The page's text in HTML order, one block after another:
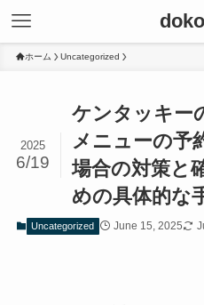
ホーム Uncategorized
ケンタッキー
メニューの予
場合の対策と
めの具体的な
2025
6/19
Uncategorized June 15, 2025